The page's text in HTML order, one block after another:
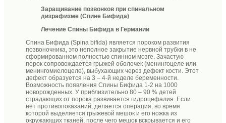
Заращивание позвонков при спинальном
дизрафизме (Спине Бифида)
Лечение Спины Бифида в Германии
Спина Бифида (Spina bifida) является пороком развития
позвоночника, это неполное закрытие нервной трубки в не
сформированном полностью спинном мозге. Зачастую
порок сопровождается грыжей оболочек (менингоцеле или
менингомиелоцеле), выбухающих через дефект кости. Этот
дефект образуется на 3 – 4-й неделе беременности.
Возможность появления Спины Бифида 1-2 на 1000
новорожденных. У приблизительно 80 – 90 % детей
страдающих от порока развивается гидроцефалия. Если
нет противопоказаний, делается операция, во время
которой выделяется грыжевой мешок и его ножка из
окружающих тканей, после чего мешок вскрывается и его